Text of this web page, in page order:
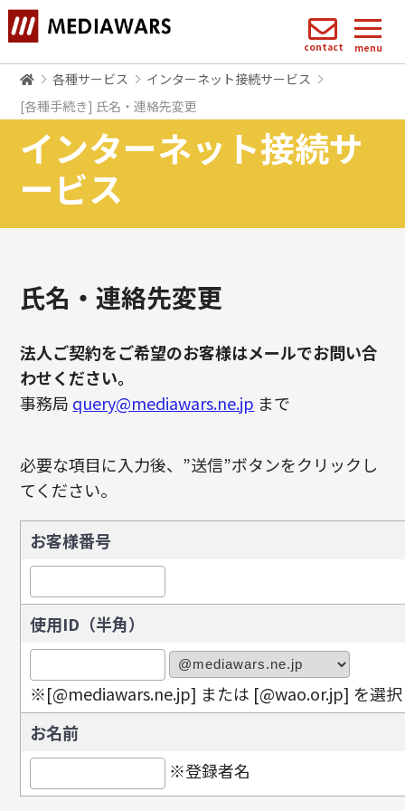
menu
contact
各種サービス
インターネット接続サービス
[各種手続き] 氏名・連絡先変更
インターネット接続サ
ービス
氏名・連絡先変更
法人ご契約をご希望のお客様はメールでお問い合
わせください。
事務局 query@mediawars.ne.jp まで
必要な項目に入力後、”送信”ボタンをクリックし
てください。
お客様番号
使用ID（半角）
※[@mediawars.ne.jp] または [@wao.or.jp] を選択
お名前
※登録者名